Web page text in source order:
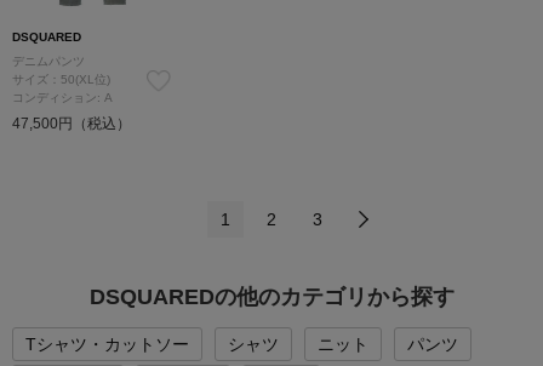
DSQUARED
デニムパンツ
サイズ：50(XL位)
コンディション: A
47,500円（税込）
1 2 3
DSQUAREDの他のカテゴリから探す
Tシャツ・カットソー シャツ ニット
パンツ